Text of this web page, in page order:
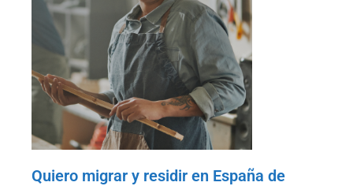
Quiero migrar y residir en España de